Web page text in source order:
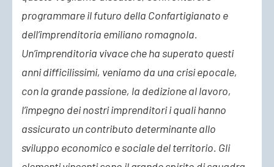
programmare il futuro della Confartigianato e
dell’imprenditoria emiliano romagnola.
Un’imprenditoria vivace che ha superato questi
anni difficilissimi, veniamo da una crisi epocale,
con la grande passione, la dedizione al lavoro,
l’impegno dei nostri imprenditori i quali hanno
assicurato un contributo determinante allo
sviluppo economico e sociale del territorio. Gli